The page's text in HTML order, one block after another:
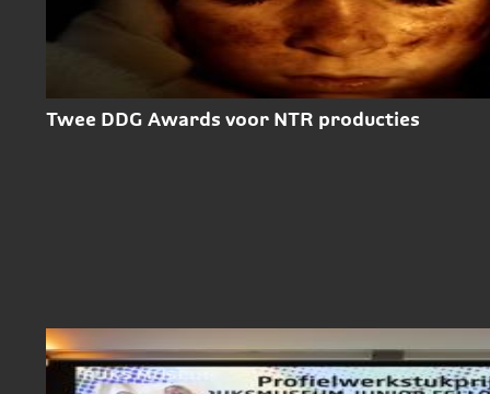
Twee DDG Awards voor NTR producties